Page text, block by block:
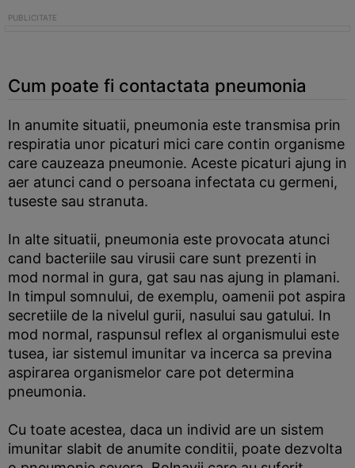
Cum poate fi contactata pneumonia
In anumite situatii, pneumonia este transmisa prin
respiratia unor picaturi mici care contin organisme
care cauzeaza pneumonie. Aceste picaturi ajung in
aer atunci cand o persoana infectata cu germeni,
tuseste sau stranuta.
In alte situatii, pneumonia este provocata atunci
cand bacteriile sau virusii care sunt prezenti in
mod normal in gura, gat sau nas ajung in plamani.
In timpul somnului, de exemplu, oamenii pot aspira
secretiile de la nivelul gurii, nasului sau gatului. In
mod normal, raspunsul reflex al organismului este
tusea, iar sistemul imunitar va incerca sa previna
aspirarea organismelor care pot determina
pneumonia.
Cu toate acestea, daca un individ are un sistem
imunitar slabit de anumite conditii, poate dezvolta